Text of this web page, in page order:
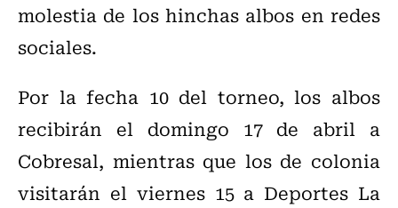
molestia de los hinchas albos en redes
sociales.
Por la fecha 10 del torneo, los albos
recibirán el domingo 17 de abril a
Cobresal, mientras que los de colonia
visitarán el viernes 15 a Deportes La